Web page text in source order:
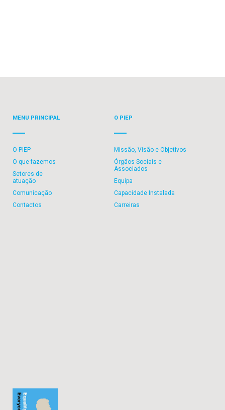
MENU PRINCIPAL
O PIEP
O que fazemos
Setores de
atuação
Comunicação
Contactos
O PIEP
Missão, Visão e Objetivos
Órgãos Sociais e
Associados
Equipa
Capacidade Instalada
Carreiras